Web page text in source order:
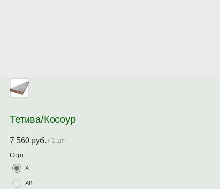
Тетива/Косоур
7 560 руб. / 1 шт
Сорт
А
АВ